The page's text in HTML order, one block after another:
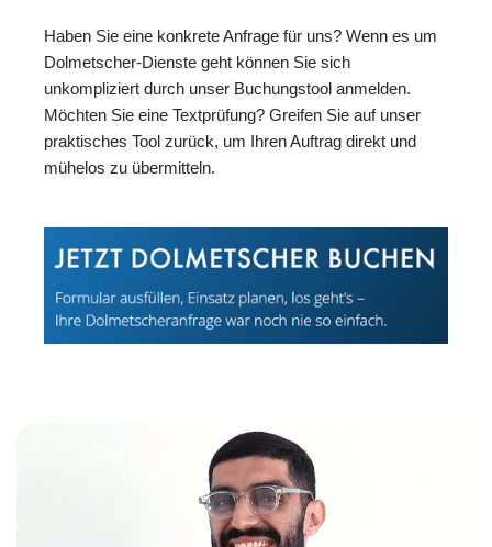
Haben Sie eine konkrete Anfrage für uns? Wenn es um
Dolmetscher-Dienste geht können Sie sich
unkompliziert durch unser Buchungstool anmelden.
Möchten Sie eine Textprüfung? Greifen Sie auf unser
praktisches Tool zurück, um Ihren Auftrag direkt und
mühelos zu übermitteln.